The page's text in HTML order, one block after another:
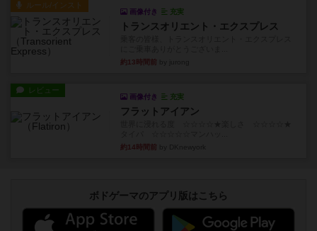
ルール/インスト
画像付き 充実
トランスオリエント・エクスプレス
約13時間前
レビュー
画像付き 充実
フラットアイアン
約14時間前
ボドゲーマのアプリ版はこちら